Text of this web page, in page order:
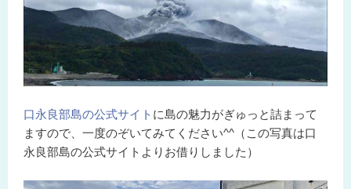
口永良部島の公式サイト に島の魅力がぎゅっと詰まって
ますので、一度のぞいてみてください^^（この写真は口
永良部島の公式サイトよりお借りしました）